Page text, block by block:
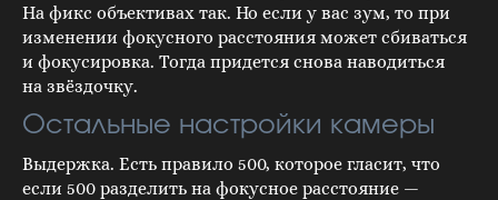
На фикс объективах так. Но если у вас зум, то при
изменении фокусного расстояния может сбиваться
и фокусировка. Тогда придется снова наводиться
на звёздочку.
Остальные настройки камеры
Выдержка. Есть правило 500, которое гласит, что
если 500 разделить на фокусное расстояние —